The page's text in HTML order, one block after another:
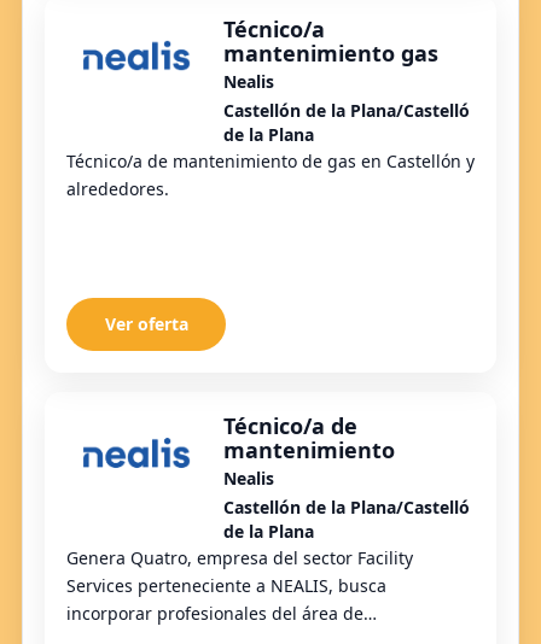
Técnico/a
mantenimiento gas
Nealis
Castellón de la Plana/Castelló
de la Plana
Técnico/a de mantenimiento de gas en Castellón y
alrededores.
Ver oferta
Técnico/a de
mantenimiento
Nealis
Castellón de la Plana/Castelló
de la Plana
Genera Quatro, empresa del sector Facility
Services perteneciente a NEALIS, busca
incorporar profesionales del área de